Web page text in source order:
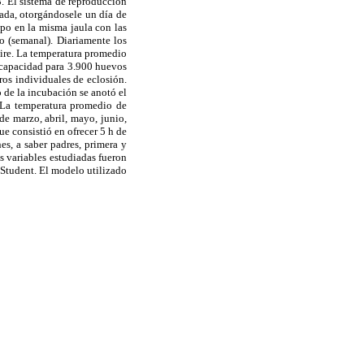
otorgándosele un día de
en la misma jaula con las
(semanal). Diariamente los
La temperatura promedio
para 3.900 huevos
individuales de eclosión.
de la incubación se anotó el
temperatura promedio de
marzo, abril, mayo, junio,
consistió en ofrecer 5 h de
a saber padres, primera y
variables estudiadas fueron
El modelo utilizado